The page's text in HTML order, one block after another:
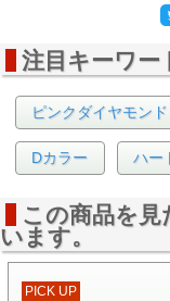
▲側面画像 別アン
注目キーワー
ピンクダイヤモンド
Dカラー ハー
この商品を
います。
PICK UP